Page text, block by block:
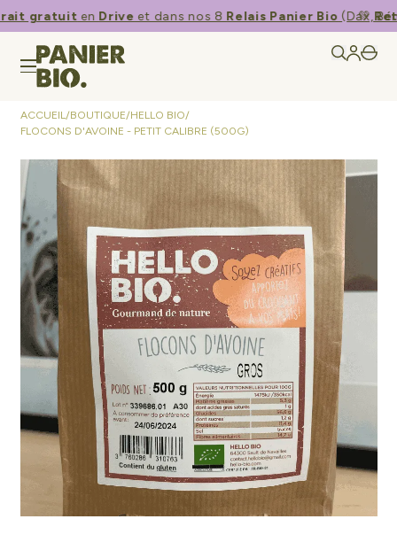
gratuitenDriveet dans nos 8Relais Panier Bio(Dax,
💚​
ACCUEIL/BOUTIQUE/HELLO BIO/
FLOCONS D'AVOINE - PETIT CALIBRE (500G)